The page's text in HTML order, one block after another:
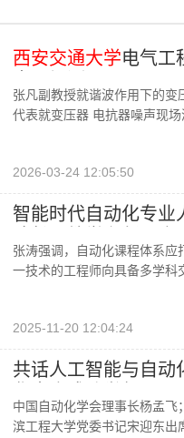
西安交通大学电气工
张凡副教授就谐波作用下的
代表就变压器 电抗器噪声现
2026-03-24 12:05:50
智能时代自动化专业
张涛强调，自动化课程体系应
一技术的工程师向具备多学科
2025-11-20 12:04:24
共话人工智能与自动
中国自动化学会理事长杨孟
滨工程大学党委书记宋迎东出